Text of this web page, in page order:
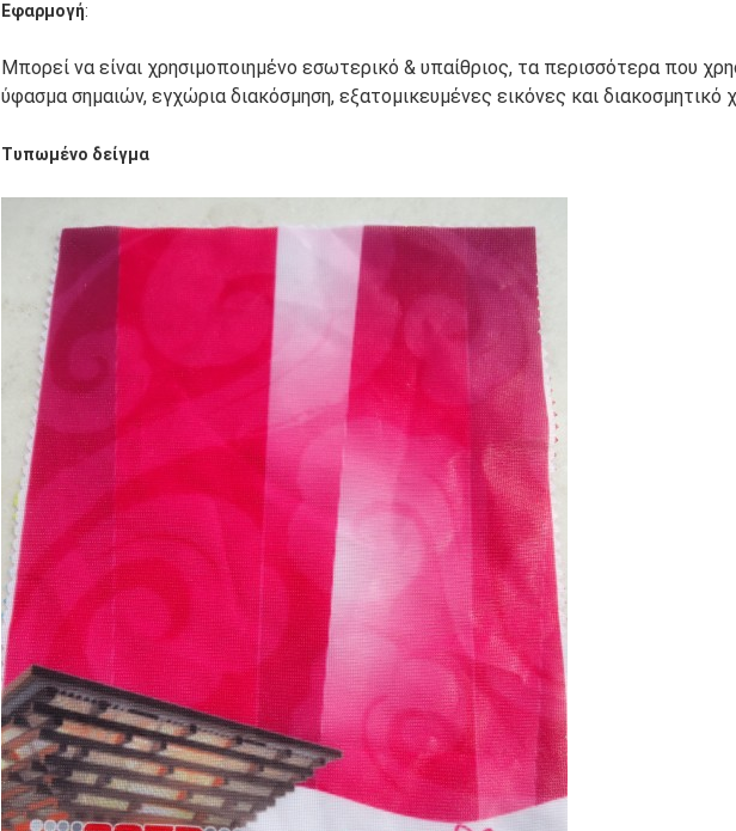
Εφαρμογή:
Μπορεί να είναι χρησιμοποιημένο εσωτερικό & υπαίθριος, τα περισσότερα που
ύφασμα σημαιών, εγχώρια διακόσμηση, εξατομικευμένες εικόνες και διακοσμητικό
Τυπωμένο δείγμα